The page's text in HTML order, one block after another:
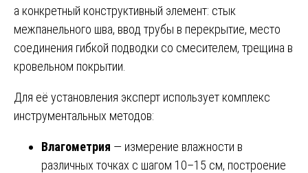
а конкретный конструктивный элемент: стык
межпанельного шва, ввод трубы в перекрытие, место
соединения гибкой подводки со смесителем, трещина в
кровельном покрытии.
Для её установления эксперт использует комплекс
инструментальных методов:
Влагометрия — измерение влажности в
различных точках с шагом 10–15 см, построение